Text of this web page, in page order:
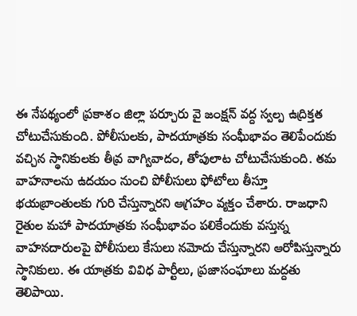
ఈ నేపథ్యంలో ప్రకాశం జిల్లా పర్చూరు వై జంక్షన్ వద్ద స్వల్ప ఉద్రిక్తత
చోటుచేసుకుంది. పోలీసులకు, పాదయాత్రకు సంఘీభావం తెలిపేందుకు
వచ్చిన స్థానికులకు తీవ్ర వాగ్వివాదం, తోపులాట చోటుచేసుకుంది. తమ
వాహనాలను ఉదయం నుంచి పోలీసులు ఫోటోలు తీస్తూ
భయబ్రాంతులకు గురి చేస్తున్నారని ఆగ్రహం వ్యక్తం చేశారు. రాజధాని
రైతుల మహా పాదయాత్రకు సంఘీభావం పలికేందుకు వస్తున్న
వాహనదారులపై పోలీసులు కేసులు నమోదు చేస్తున్నారని ఆరోపిస్తున్నారు
స్థానికులు. ఈ యాత్రకు వివిధ పార్టీలు, ప్రజాసంఘాలు మద్దతు
తెలిపాయి.